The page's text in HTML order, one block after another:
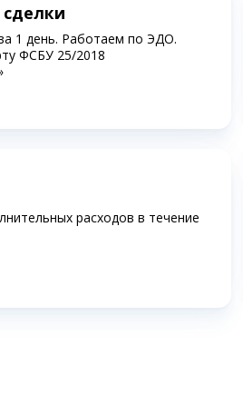
сделки
1 день. Работаем по ЭДО.
ФСБУ 25/2018
расходов в течение